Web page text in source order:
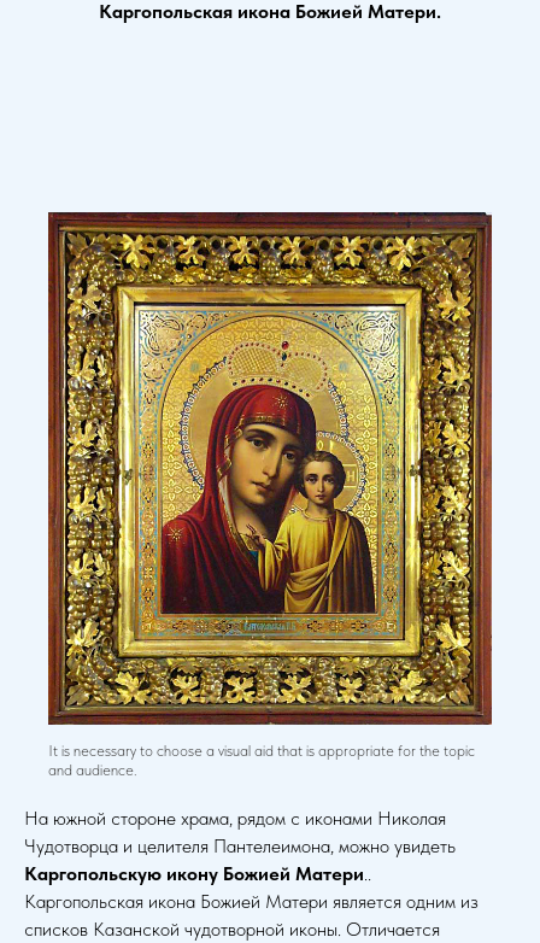
Каргопольская икона Божией Матери.
It is necessary to choose a visual aid that is appropriate for the topic
and audience.
На южной стороне храма, рядом с иконами Николая
Чудотворца и целителя Пантелеимона, можно увидеть
Каргопольскую икону Божией Матери..
Каргопольская икона Божией Матери является одним из
списков Казанской чудотворной иконы. Отличается